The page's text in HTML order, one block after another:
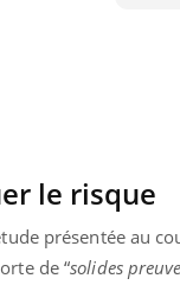
le risque
présentée au
de “solides